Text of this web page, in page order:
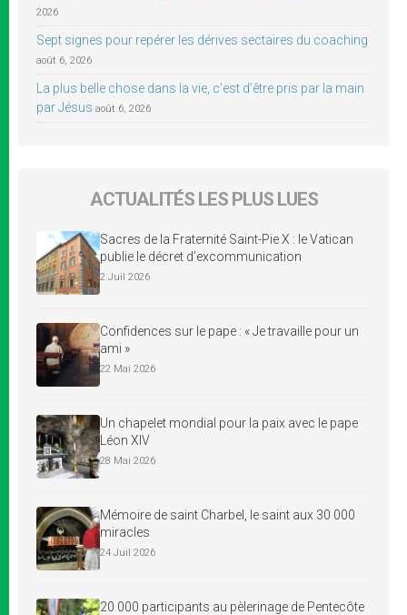
2026
Sept signes pour repérer les dérives sectaires du coaching
août 6, 2026
La plus belle chose dans la vie, c’est d’être pris par la main
par Jésus août 6, 2026
ACTUALITÉS LES PLUS LUES
Sacres de la Fraternité Saint-Pie X : le Vatican
publie le décret d’excommunication
2 Juil 2026
Confidences sur le pape : « Je travaille pour un
ami »
22 Mai 2026
Un chapelet mondial pour la paix avec le pape
Léon XIV
28 Mai 2026
Mémoire de saint Charbel, le saint aux 30 000
miracles
24 Juil 2026
20 000 participants au pèlerinage de Pentecôte